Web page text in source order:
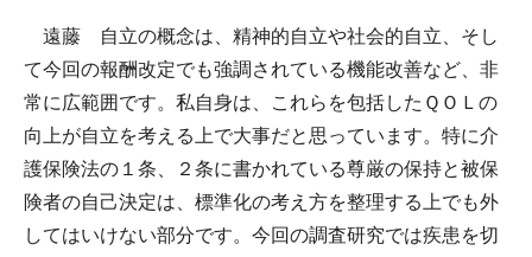
遠藤 自立の概念は、精神的自立や社会的自立、そし
て今回の報酬改定でも強調されている機能改善など、非
常に広範囲です。私自身は、これらを包括したＱＯＬの
向上が自立を考える上で大事だと思っています。特に介
護保険法の１条、２条に書かれている尊厳の保持と被保
険者の自己決定は、標準化の考え方を整理する上でも外
してはいけない部分です。今回の調査研究では疾患を切